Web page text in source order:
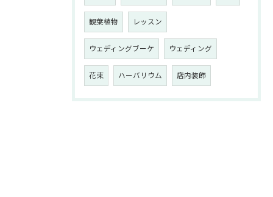
観葉植物 レッスン
ウェディングブーケ ウェディング
花束 ハーバリウム 店内装飾